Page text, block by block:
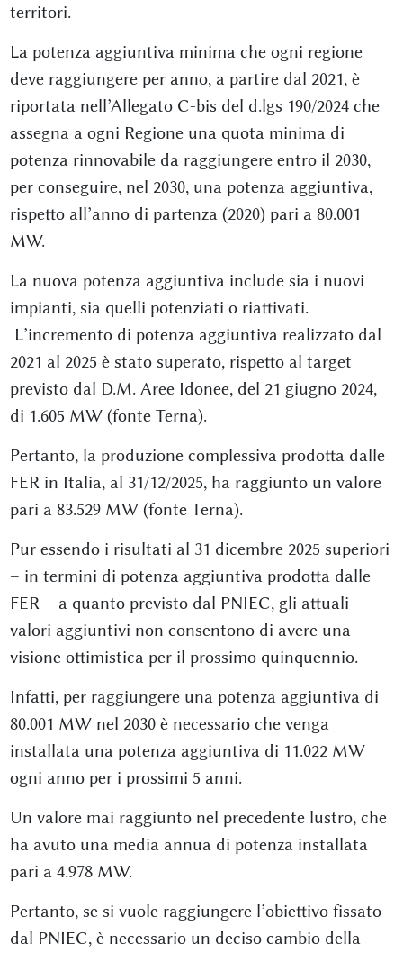
territori.
La potenza aggiuntiva minima che ogni regione
deve raggiungere per anno, a partire dal 2021, è
riportata nell’Allegato C-bis del d.lgs 190/2024 che
assegna a ogni Regione una quota minima di
potenza rinnovabile da raggiungere entro il 2030,
per conseguire, nel 2030, una potenza aggiuntiva,
rispetto all’anno di partenza (2020) pari a 80.001
MW.
La nuova potenza aggiuntiva include sia i nuovi
impianti, sia quelli potenziati o riattivati.
L’incremento di potenza aggiuntiva realizzato dal
2021 al 2025 è stato superato, rispetto al target
previsto dal D.M. Aree Idonee, del 21 giugno 2024,
di 1.605 MW (fonte Terna).
Pertanto, la produzione complessiva prodotta dalle
FER in Italia, al 31/12/2025, ha raggiunto un valore
pari a 83.529 MW (fonte Terna).
Pur essendo i risultati al 31 dicembre 2025 superiori
– in termini di potenza aggiuntiva prodotta dalle
FER – a quanto previsto dal PNIEC, gli attuali
valori aggiuntivi non consentono di avere una
visione ottimistica per il prossimo quinquennio.
Infatti, per raggiungere una potenza aggiuntiva di
80.001 MW nel 2030 è necessario che venga
installata una potenza aggiuntiva di 11.022 MW
ogni anno per i prossimi 5 anni.
Un valore mai raggiunto nel precedente lustro, che
ha avuto una media annua di potenza installata
pari a 4.978 MW.
Pertanto, se si vuole raggiungere l’obiettivo fissato
dal PNIEC, è necessario un deciso cambio della